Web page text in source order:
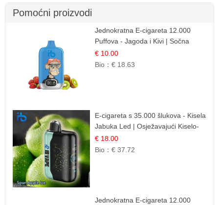
Pomoćni proizvodi
Jednokratna E-cigareta 12.000
Puffova - Jagoda i Kivi | Sočna
Voćna Kombinacija
€ 10.00
Bio：€ 18.63
E-cigareta s 35.000 šlukova - Kisela
Jabuka Led | Osježavajući Kiselo-
Slatki Okus
€ 18.00
Bio：€ 37.72
Jednokratna E-cigareta 12.000